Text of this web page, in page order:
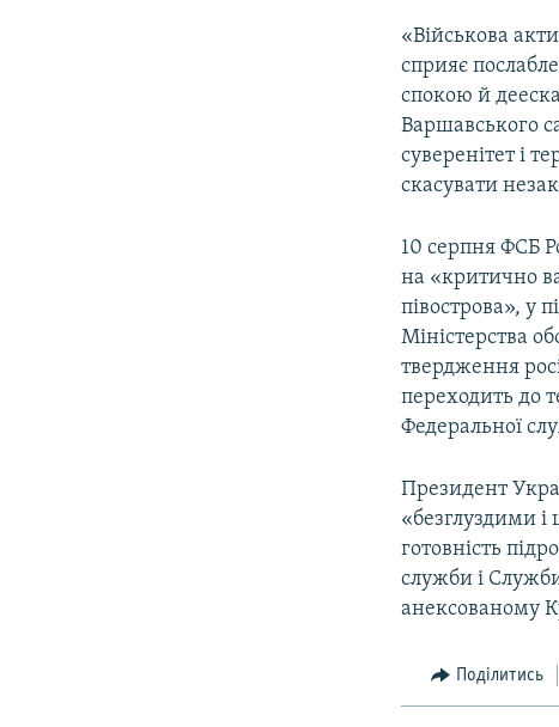
«Військова
сприяє
спокою й
Варшавського
суверенітет і
скасувати
10 серпня ФСБ
на «критично
півострова», у
Міністерства
твердження
переходить до
Федеральної
Президент
«безглуздими і
готовність
служби і
анексованому
Поділитись